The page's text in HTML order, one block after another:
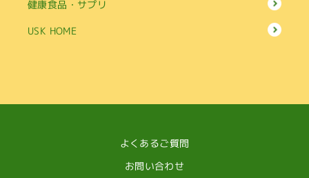
健康食品・サプリ
USK HOME
よくあるご質問
お問い合わせ